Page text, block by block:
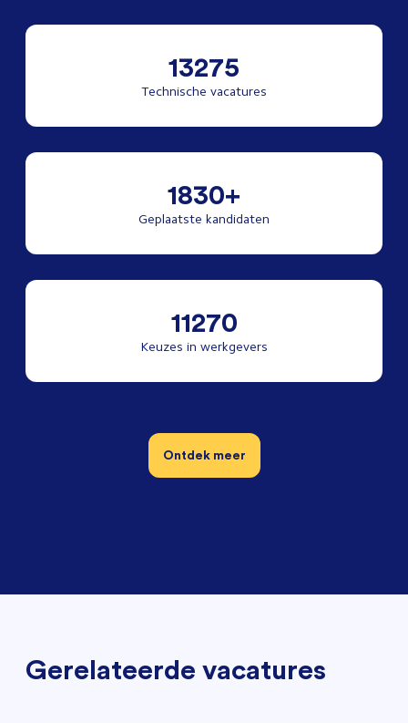
13275
Technische vacatures
1830+
Geplaatste kandidaten
11270
Keuzes in werkgevers
Ontdek meer
Gerelateerde vacatures